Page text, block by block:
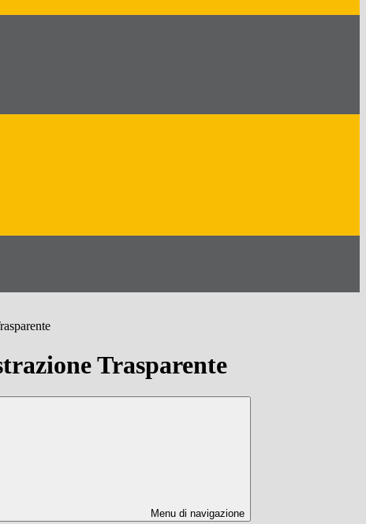
Trasparente
Menu di navigazione